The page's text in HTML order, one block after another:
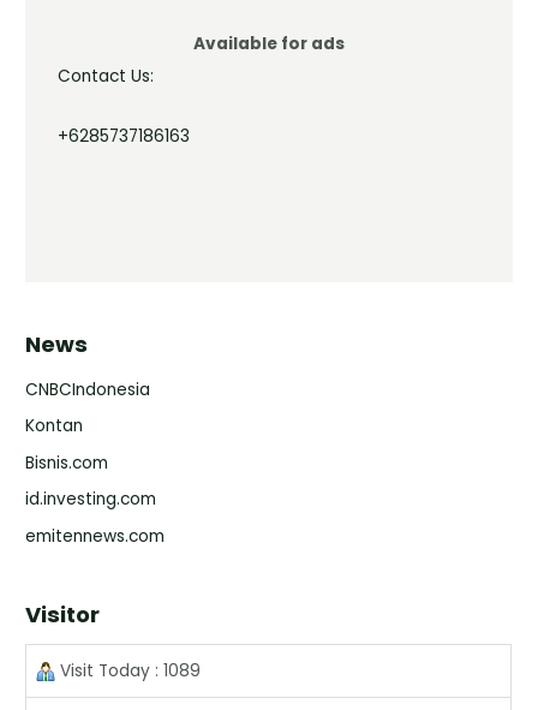
Available for ads
Contact Us:
+6285737186163
News
CNBCIndonesia
Kontan
Bisnis.com
id.investing.com
emitennews.com
Visitor
Visit Today : 1089